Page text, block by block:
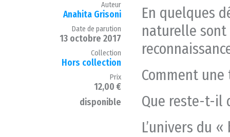
En quelques
naturelle sont
Comment
Que reste-t-il
L’univers du
Auteur
Anahita Grisoni
Date de parution
13 octobre 2017
Collection
Hors collection
Prix
12,00 €
disponible